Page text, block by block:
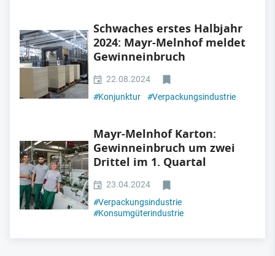
Schwaches erstes Halbjahr
2024: Mayr-Melnhof meldet
Gewinneinbruch
22.08.2024
#Konjunktur #Verpackungsindustrie
Mayr-Melnhof Karton:
Gewinneinbruch um zwei
Drittel im 1. Quartal
23.04.2024
#Verpackungsindustrie
#Konsumgüterindustrie